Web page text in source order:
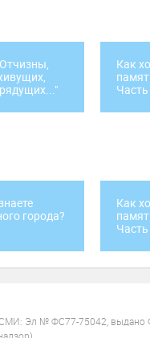
Как
города?
Как
СМИ: Эл № ФС77-75042,